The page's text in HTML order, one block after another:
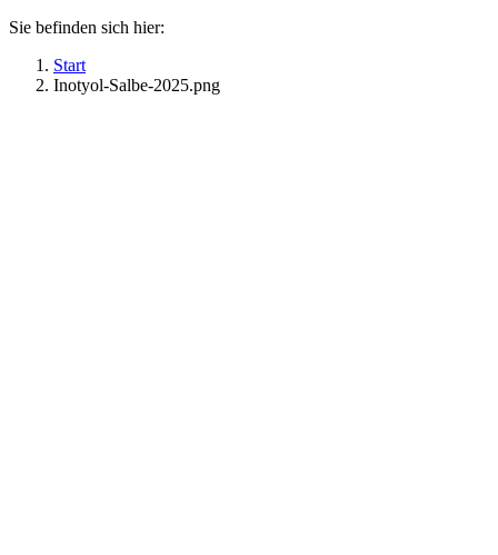
Sie befinden sich hier:
Start
Inotyol-Salbe-2025.png